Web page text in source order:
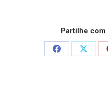
Partilhe com
Share
Share